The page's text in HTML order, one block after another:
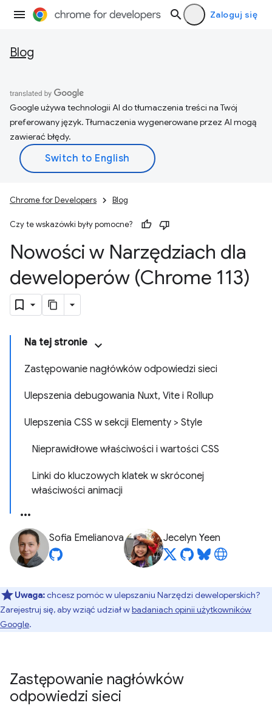
Zaloguj się
Blog
Google używa technologii AI do tłumaczenia treści na Twój
preferowany język. Tłumaczenia wygenerowane przez AI mogą
zawierać błędy.
Chrome for Developers Blog
Czy te wskazówki były pomocne?
Nowości w Narzędziach dla
deweloperów (Chrome 113)
Na tej stronie
Zastępowanie nagłówków odpowiedzi sieci
Ulepszenia debugowania Nuxt, Vite i Rollup
Ulepszenia CSS w sekcji Elementy > Style
Nieprawidłowe właściwości i wartości CSS
Linki do kluczowych klatek w skróconej
właściwości animacji
Sofia Emelianova Jecelyn Yeen
Uwaga:chcesz pomóc w ulepszaniu Narzędzi deweloperskich?
Zarejestruj się, aby wziąć udział wbadaniach opinii użytkowników
Google.
Zastępowanie nagłówków
odpowiedzi sieci